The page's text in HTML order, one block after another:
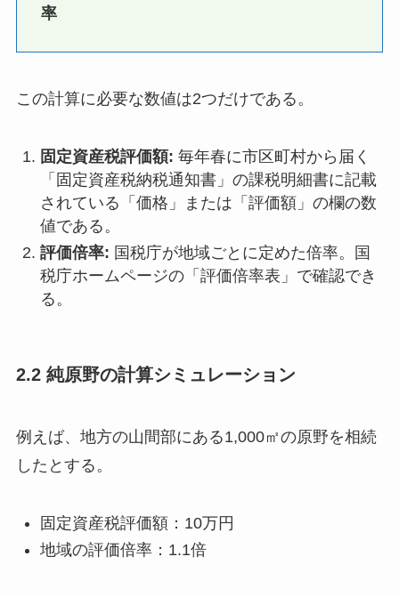
率
この計算に必要な数値は2つだけである。
固定資産税評価額: 毎年春に市区町村から届く
「固定資産税納税通知書」の課税明細書に記載
されている「価格」または「評価額」の欄の数
値である。
評価倍率: 国税庁が地域ごとに定めた倍率。国
税庁ホームページの「評価倍率表」で確認でき
る。
2.2 純原野の計算シミュレーション
例えば、地方の山間部にある1,000㎡の原野を相続
したとする。
固定資産税評価額：10万円
地域の評価倍率：1.1倍